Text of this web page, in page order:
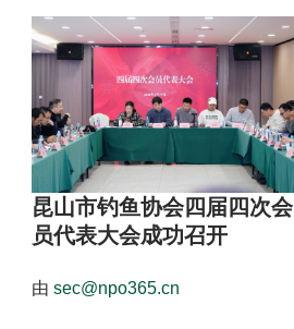
昆山市钓鱼协会四届四次会
员代表大会成功召开
由 sec@npo365.cn